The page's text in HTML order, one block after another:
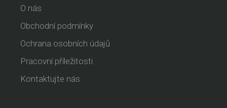
O nás
Obchodní podmínky
Ochrana osobních údajů
Pracovní příležitosti
Kontaktujte nás